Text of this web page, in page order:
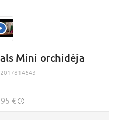
Mini orchidėja
€